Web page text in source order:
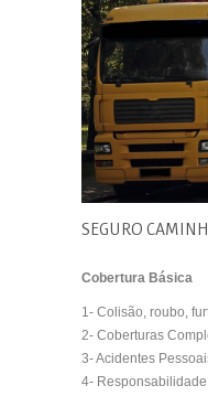
SEGURO
Cobertura Básica
1- Colisão, roubo,
2- Coberturas
3- Acidentes
4-